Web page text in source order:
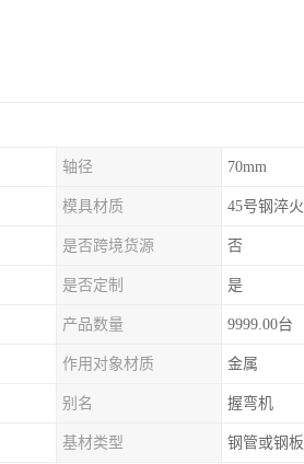
轴径 70mm
模具材质 45号钢淬火
是否跨境货源 否
是否定制 是
产品数量 9999.00台
作用对象材质 金属
别名 握弯机
基材类型 钢管或钢板